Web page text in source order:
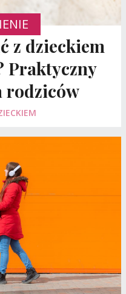
z dzieckiem
Praktyczny
rodziców